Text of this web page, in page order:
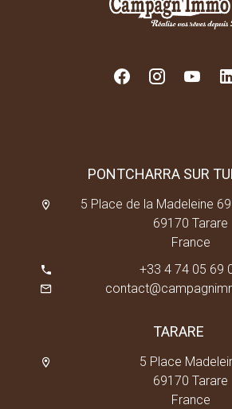
PONTCHARRA SUR
5 Place de la Madeleine
69170 Tarare
France
+33 4 74 05 69
TARARE
5 Place
69170 Tarare
France